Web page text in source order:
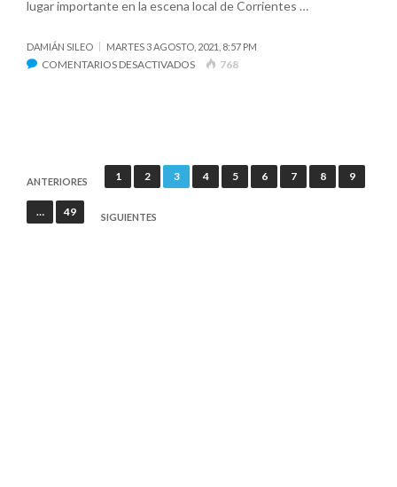
lugar importante en la escena local de Corrientes …
DAMIÁN SILEO MARTES 3 AGOSTO, 2021, 8:57 PM
COMENTARIOS DESACTIVADOSEN
ROCK
768
Paginación
de
entradas
ANTERIORES 1 2 3 4 5 6 7 8 9
… 49 SIGUIENTES